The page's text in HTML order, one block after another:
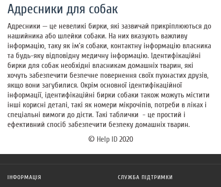
Адресники для собак
Адресники — це невеликі бирки, які зазвичай прикріплюються до
нашийника або шлейки собаки. На них вказують важливу
інформацію, таку як ім’я собаки, контактну інформацію власника
та будь-яку відповідну медичну інформацію. Ідентифікаційні
бирки для собак необхідні власникам домашніх тварин, які
хочуть забезпечити безпечне повернення своїх пухнастих друзів,
якщо вони загубилися. Окрім основної ідентифікаційної
інформації, ідентифікаційні бирки собаки також можуть містити
інші корисні деталі, такі як номери мікрочіпів, потреби в ліках і
спеціальні вимоги до дієти. Такі таблички - це простий і
ефективний спосіб забезпечити безпеку домашніх тварин.
© Help ID2020
ІНФОРМАЦІЯ СЛУЖБА ПІДТРИМКИ